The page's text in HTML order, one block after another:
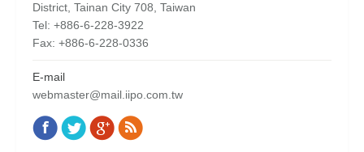
District, Tainan City 708, Taiwan
Tel: +886-6-228-3922
Fax: +886-6-228-0336
E-mail
webmaster@mail.iipo.com.tw
Find us on:
Facebook
TwitterGoogle+
Rss